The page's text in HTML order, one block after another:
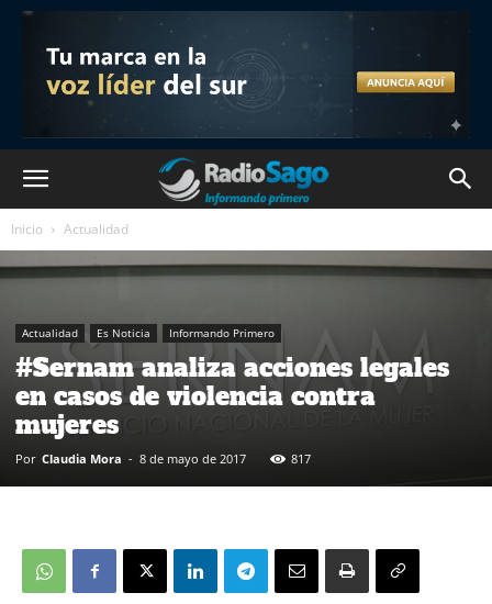
Inicio Actualidad
Actualidad Es Noticia Informando Primero
#Sernam analiza acciones legales
en casos de violencia contra
mujeres
Por Claudia Mora - 8 de mayo de 2017 817